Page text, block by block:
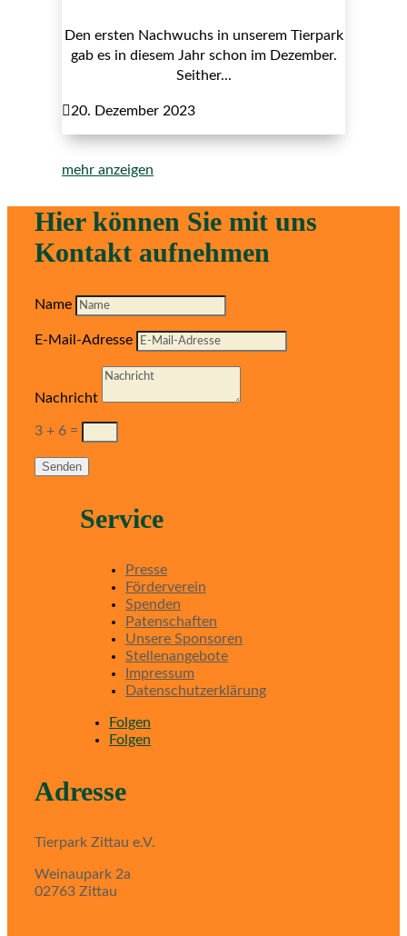
Den ersten Nachwuchs in unserem Tierpark
gab es in diesem Jahr schon im Dezember.
Seither...
20. Dezember 2023
mehr anzeigen
Hier können Sie mit uns
Kontakt aufnehmen
Name
E-Mail-Adresse
Nachricht
3 + 6 =
Senden
Service
Presse
Förderverein
Spenden
Patenschaften
Unsere Sponsoren
Stellenangebote
Impressum
Datenschutzerklärung
Folgen
Folgen
Adresse
Tierpark Zittau e.V.
Weinaupark 2a
02763 Zittau